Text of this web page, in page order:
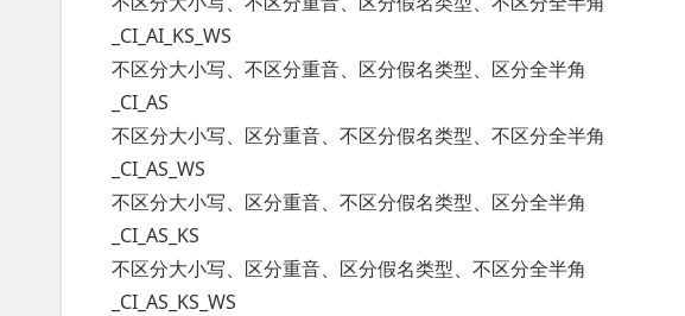
_CI_AI_KS_WS
不区分大小写、不区分重音、区分假名类型、区分全半角
_CI_AS
不区分大小写、区分重音、不区分假名类型、不区分全半角
_CI_AS_WS
不区分大小写、区分重音、不区分假名类型、区分全半角
_CI_AS_KS
不区分大小写、区分重音、区分假名类型、不区分全半角
_CI_AS_KS_WS